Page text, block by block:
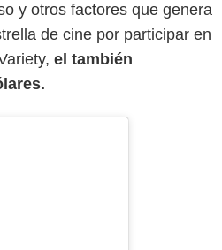
y otros factores que genera
de cine por participar en
el también